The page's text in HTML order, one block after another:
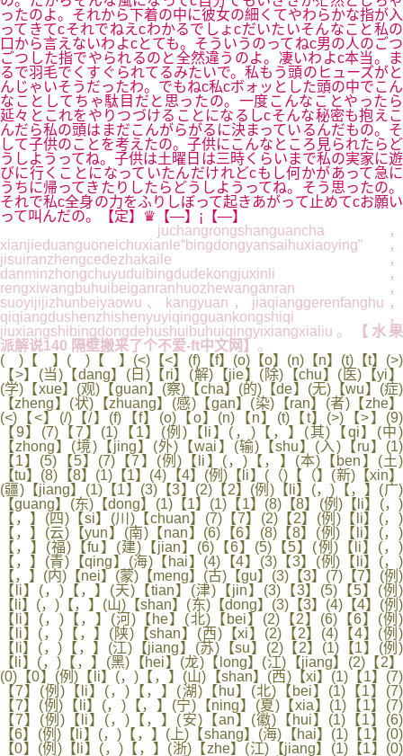
ったのよ。それから下着の中に彼女の細くてやわらかな指が入
ってきてcそれでねえcわかるでしょcだいたいそんなこと私の
口から言えないわよcとても。そういうのってねc男の人のごつ
ごつした指でやられるのと全然違うのよ。凄いわよc本当。ま
るで羽毛でくすぐられてるみたいで。私もう頭のヒューズがと
んじゃいそうだったわ。でもねc私cボォッとした頭の中でこん
なことしてちゃ駄目だと思ったの。一度こんなことやったら
延々とこれをやりつづけることになるしcそんな秘密も抱えこ
んだら私の頭はまだこんがらがるに決まっているんだもの。そ
して子供のことを考えたの。子供にこんなところ見られたらど
うしようってね。子供は土曜日は三時くらいまで私の実家に遊
びに行くことになっていたんだけれどcもし何かがあって急に
うちに帰ってきたりしたらどうしようってね。そう思ったの。
それで私c全身の力をふりしぼって起きあがって止めてcお願い
って叫んだの。【定】♛【—】¡【—】
juchangrongshanguancha，
xianjieduanguoneichuxianle“bingdongyansaihuxiaoying”，
jisuiranzhengcedezhakaile，
danminzhongchuyuduibingdudekongjuxinli，
rengxiwangbuhuibeiganranhuozhewanganran，
suoyijijizhunbeiyaowu、kangyuan，jiaqianggerenfanghu，
qiqiangdushenzhishenyuyiqingguankongshiqi，
jiuxiangshibingdongdehushuibuhuiqingyixiangxialiu。
【水果
派解说140 隔壁搬来了个不爱-ft中文网】 。
( )【 】( )【 】(<)【<】(f)【f】(o)【o】(n)【n】(t)【t】(>)
【>】(当)【dang】(日)【ri】(解)【jie】(除)【chu】(医)【yi】
(学)【xue】(观)【guan】(察)【cha】(的)【de】(无)【wu】(症)
【zheng】(状)【zhuang】(感)【gan】(染)【ran】(者)【zhe】
(<)【<】(/)【/】(f)【f】(o)【o】(n)【n】(t)【t】(>)【>】(9)
【9】(7)【7】(1)【1】(例)【li】(，)【，】(其)【qi】(中)
【zhong】(境)【jing】(外)【wai】(输)【shu】(入)【ru】(1)
【1】(5)【5】(7)【7】(例)【li】(，)【，】(本)【ben】(土)
【tu】(8)【8】(1)【1】(4)【4】(例)【li】(（)【（】(新)【xin】
(疆)【jiang】(1)【1】(3)【3】(2)【2】(例)【li】(，)【，】(广)
【guang】(东)【dong】(1)【1】(1)【1】(8)【8】(例)【li】(，)
【，】(四)【si】(川)【chuan】(7)【7】(2)【2】(例)【li】(，)
【，】(云)【yun】(南)【nan】(6)【6】(8)【8】(例)【li】(，)
【，】(福)【fu】(建)【jian】(6)【6】(5)【5】(例)【li】(，)
【，】(青)【qing】(海)【hai】(4)【4】(3)【3】(例)【li】(，)
【，】(内)【nei】(蒙)【meng】(古)【gu】(3)【3】(7)【7】(例)
【li】(，)【，】(天)【tian】(津)【jin】(3)【3】(5)【5】(例)
【li】(，)【，】(山)【shan】(东)【dong】(3)【3】(4)【4】(例)
【li】(，)【，】(河)【he】(北)【bei】(2)【2】(6)【6】(例)
【li】(，)【，】(陕)【shan】(西)【xi】(2)【2】(4)【4】(例)
【li】(，)【，】(江)【jiang】(苏)【su】(2)【2】(1)【1】(例)
【li】(，)【，】(黑)【hei】(龙)【long】(江)【jiang】(2)【2】
(0)【0】(例)【li】(，)【，】(山)【shan】(西)【xi】(1)【1】(7)
【7】(例)【li】(，)【，】(湖)【hu】(北)【bei】(1)【1】(7)
【7】(例)【li】(，)【，】(宁)【ning】(夏)【xia】(1)【1】(7)
【7】(例)【li】(，)【，】(安)【an】(徽)【hui】(1)【1】(6)
【6】(例)【li】(，)【，】(上)【shang】(海)【hai】(1)【1】(0)
【0】(例)【li】(，)【，】(浙)【zhe】(江)【jiang】(1)【1】(0)